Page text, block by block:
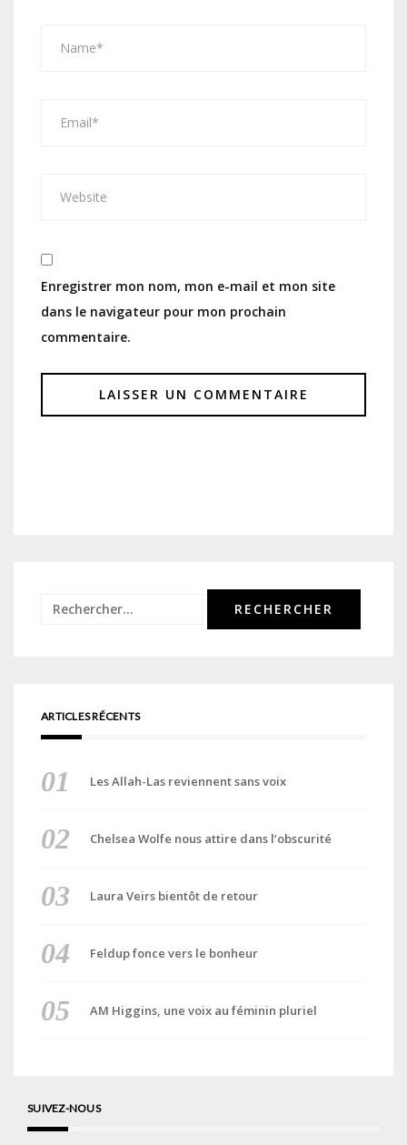
Enregistrer mon nom, mon e-mail et mon site
dans le navigateur pour mon prochain
commentaire.
Rechercher :
ARTICLES RÉCENTS
Les Allah-Las reviennent sans voix
Chelsea Wolfe nous attire dans l’obscurité
Laura Veirs bientôt de retour
Feldup fonce vers le bonheur
AM Higgins, une voix au féminin pluriel
SUIVEZ-NOUS